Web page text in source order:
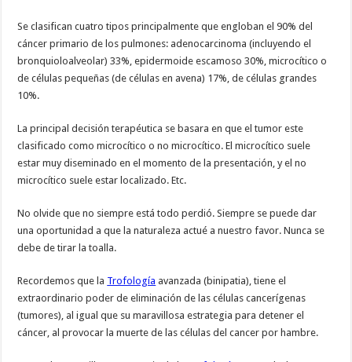
Se clasifican cuatro tipos principalmente que engloban el 90% del
cáncer primario de los pulmones: adenocarcinoma (incluyendo el
bronquioloalveolar) 33%, epidermoide escamoso 30%, microcítico o
de células pequeñas (de células en avena) 17%, de células grandes
10%.
La principal decisión terapéutica se basara en que el tumor este
clasificado como microcítico o no microcítico. El microcítico suele
estar muy diseminado en el momento de la presentación, y el no
microcítico suele estar localizado. Etc.
No olvide que no siempre está todo perdió. Siempre se puede dar
una oportunidad a que la naturaleza actué a nuestro favor. Nunca se
debe de tirar la toalla.
Recordemos que la Trofología avanzada (binipatia), tiene el
extraordinario poder de eliminación de las células cancerígenas
(tumores), al igual que su maravillosa estrategia para detener el
cáncer, al provocar la muerte de las células del cancer por hambre.